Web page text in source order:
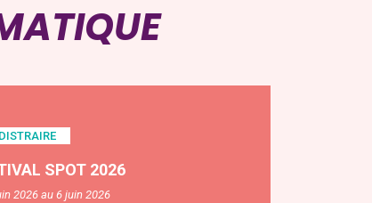
SPOT 2026
2026 au 6 juin 2026